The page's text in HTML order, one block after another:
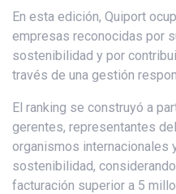
En esta edición, Quiport
empresas reconocidas por
sostenibilidad y por
través de una gestión
El ranking se construyó a
gerentes, representantes
organismos internacionales
sostenibilidad,
facturación superior a 5